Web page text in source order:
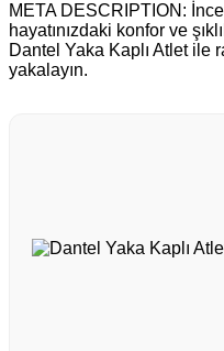
META DESCRIPTION:
hayatınızdaki konfor ve
Dantel Yaka Kaplı Atlet ile
yakalayın.